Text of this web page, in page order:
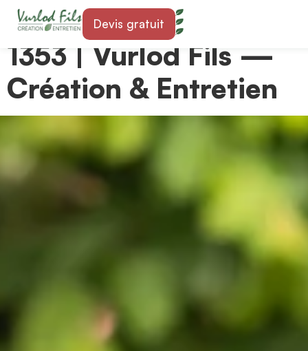
Devis gratuit
Paysagiste à Bofflens
1353 | Vurlod Fils —
Création & Entretien